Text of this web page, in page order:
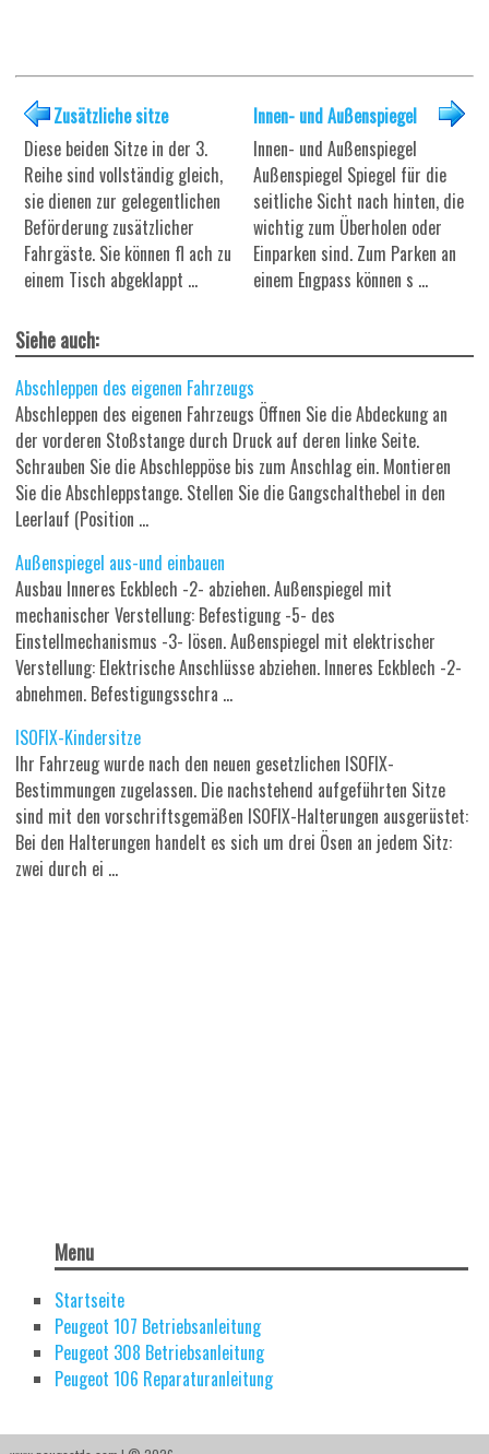
Zusätzliche sitze
Diese beiden Sitze in der 3.
Reihe sind vollständig gleich,
sie dienen zur gelegentlichen
Beförderung zusätzlicher
Fahrgäste. Sie können fl ach zu
einem Tisch abgeklappt ...
Innen- und Außenspiegel
Innen- und Außenspiegel
Außenspiegel Spiegel für die
seitliche Sicht nach hinten, die
wichtig zum Überholen oder
Einparken sind. Zum Parken an
einem Engpass können s ...
Siehe auch:
Abschleppen des eigenen Fahrzeugs
Abschleppen des eigenen Fahrzeugs Öffnen Sie die Abdeckung an
der vorderen Stoßstange durch Druck auf deren linke Seite.
Schrauben Sie die Abschleppöse bis zum Anschlag ein. Montieren
Sie die Abschleppstange. Stellen Sie die Gangschalthebel in den
Leerlauf (Position ...
Außenspiegel aus-und einbauen
Ausbau Inneres Eckblech -2- abziehen. Außenspiegel mit
mechanischer Verstellung: Befestigung -5- des
Einstellmechanismus -3- lösen. Außenspiegel mit elektrischer
Verstellung: Elektrische Anschlüsse abziehen. Inneres Eckblech -2-
abnehmen. Befestigungsschra ...
ISOFIX-Kindersitze
Ihr Fahrzeug wurde nach den neuen gesetzlichen ISOFIX-
Bestimmungen zugelassen. Die nachstehend aufgeführten Sitze
sind mit den vorschriftsgemäßen ISOFIX-Halterungen ausgerüstet:
Bei den Halterungen handelt es sich um drei Ösen an jedem Sitz:
zwei durch ei ...
Menu
Startseite
Peugeot 107 Betriebsanleitung
Peugeot 308 Betriebsanleitung
Peugeot 106 Reparaturanleitung